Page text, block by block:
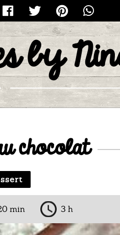
by
chocolat
min 3 h
BYNINA